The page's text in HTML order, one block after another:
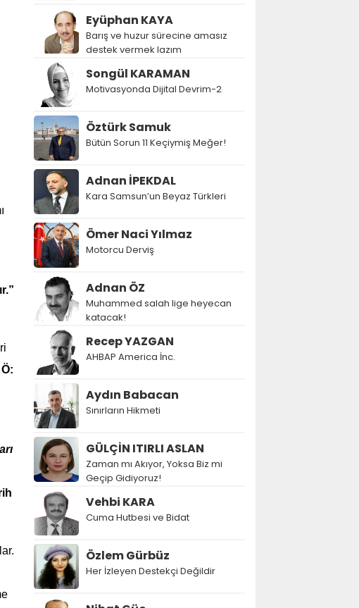
Eyüphan KAYA
Barış ve huzur sürecine amasız
destek vermek lazım
Songül KARAMAN
Motivasyonda Dijital Devrim-2
Öztürk Samuk
Bütün Sorun 11 Keçiymiş Meğer!
Adnan İPEKDAL
Kara Samsun’un Beyaz Türkleri
Ömer Naci Yılmaz
Motorcu Derviş
Adnan ÖZ
Muhammed salah lige heyecan
katacak!
Recep YAZGAN
AHBAP America İnc.
Aydın Babacan
Sınırların Hikmeti
GÜLÇİN ITIRLI ASLAN
Zaman mı Akıyor, Yoksa Biz mi
Geçip Gidiyoruz!
Vehbi KARA
Cuma Hutbesi ve Bidat
Özlem Gürbüz
Her İzleyen Destekçi Değildir